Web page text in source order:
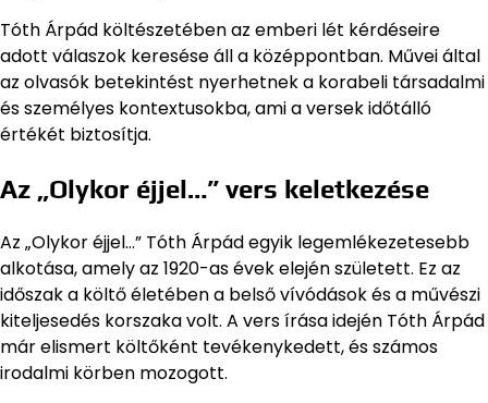
Tóth Árpád költészetében az emberi lét kérdéseire
adott válaszok keresése áll a középpontban. Művei által
az olvasók betekintést nyerhetnek a korabeli társadalmi
és személyes kontextusokba, ami a versek időtálló
értékét biztosítja.
Az „Olykor éjjel…” vers keletkezése
Az „Olykor éjjel…” Tóth Árpád egyik legemlékezetesebb
alkotása, amely az 1920-as évek elején született. Ez az
időszak a költő életében a belső vívódások és a művészi
kiteljesedés korszaka volt. A vers írása idején Tóth Árpád
már elismert költőként tevékenykedett, és számos
irodalmi körben mozogott.